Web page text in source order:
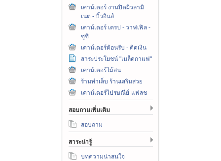
เคาน์เตอร์ งานปิดผิวลามิ
เนต - บิ้วอินส์
เคาน์เตอร์ เครป - วาฟเฟิล -
ซูชิ
เคาน์เตอร์ต้อนรับ - คิดเงิน
สาระประโยชน์ "เมล็ดกาแฟ"
เคาน์เตอร์ไม้สน
ร้านทำเล็บ ร้านเสริมสวย
เคาน์เตอร์ไปรษณีย์-แฟลช
สอบถามเพิ่มเติม
สอบถาม
สาระน่ารู้
บทความน่าสนใจ